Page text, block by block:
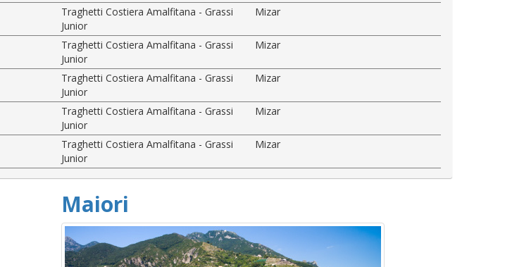
Traghetti Costiera Amalfitana - Grassi
Junior
Mizar
Traghetti Costiera Amalfitana - Grassi
Junior
Mizar
Traghetti Costiera Amalfitana - Grassi
Junior
Mizar
Traghetti Costiera Amalfitana - Grassi
Junior
Mizar
Traghetti Costiera Amalfitana - Grassi
Junior
Mizar
Maiori